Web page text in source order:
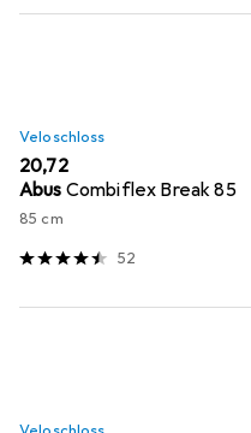
Veloschloss
EUR
20,72
Abus Combiflex Break 85
85 cm
52